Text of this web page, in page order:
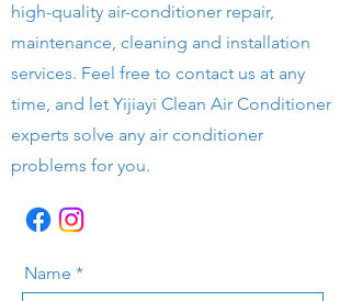
high-quality air-conditioner repair,
maintenance, cleaning and installation
services. Feel free to contact us at any
time, and let Yijiayi Clean Air Conditioner
experts solve any air conditioner
problems for you.
Name